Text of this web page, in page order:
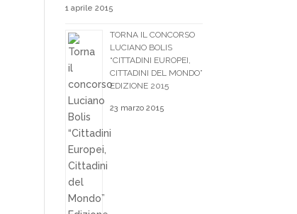
1 aprile 2015
TORNA IL CONCORSO
LUCIANO BOLIS
“CITTADINI EUROPEI,
CITTADINI DEL MONDO”
EDIZIONE 2015
23 marzo 2015